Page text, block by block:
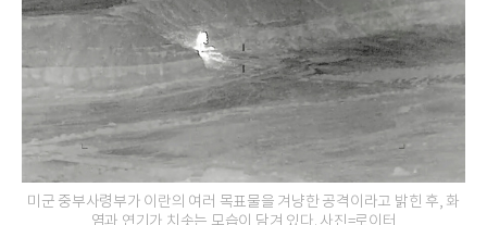
미군 중부사령부가 이란의 여러 목표물을 겨냥한 공격이라고 밝힌 후, 화